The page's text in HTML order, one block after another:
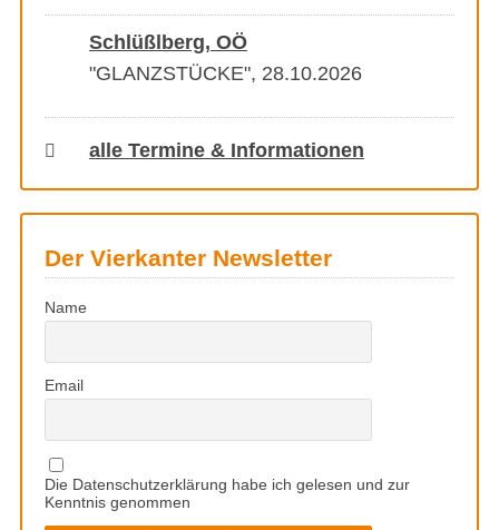
Schlüßlberg, OÖ
"GLANZSTÜCKE", 28.10.2026
alle Termine & Informationen
Der Vierkanter Newsletter
Name
Email
Die Datenschutzerklärung habe ich gelesen und zur
Kenntnis genommen